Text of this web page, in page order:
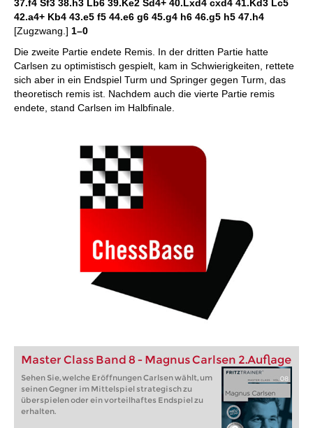
37.f4 Sf3 38.h3 Lb6 39.Ke2 Sd4+ 40.Lxd4 cxd4 41.Kd3 Lc5
42.a4+ Kb4 43.e5 f5 44.e6 g6 45.g4 h6 46.g5 h5 47.h4
[Zugzwang.] 1–0
Die zweite Partie endete Remis. In der dritten Partie hatte
Carlsen zu optimistisch gespielt, kam in Schwierigkeiten, rettete
sich aber in ein Endspiel Turm und Springer gegen Turm, das
theoretisch remis ist. Nachdem auch die vierte Partie remis
endete, stand Carlsen im Halbfinale.
Master Class Band 8 - Magnus Carlsen 2.Auflage
Sehen Sie, welche Eröffnungen Carlsen wählt, um
seinen Gegner im Mittelspiel strategisch zu
überspielen oder ein vorteilhaftes Endspiel zu
erhalten.